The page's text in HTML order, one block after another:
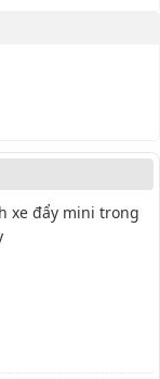
xe đẩy mini trong